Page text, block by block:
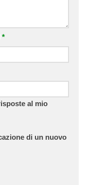
*
al mio
di un nuovo